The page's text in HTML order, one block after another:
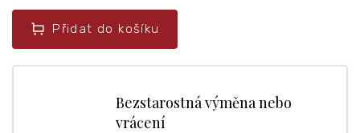
Přidat do košíku
Bezstarostná výměna nebo
vrácení